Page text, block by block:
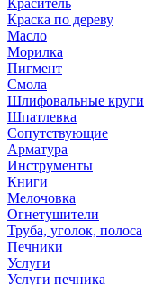
Краситель
Краска по дереву
Масло
Морилка
Пигмент
Смола
Шлифовальные круги
Шпатлевка
Сопутствующие
Арматура
Инструменты
Книги
Мелочовка
Огнетушители
Труба, уголок, полоса
Печники
Услуги
Услуги печника